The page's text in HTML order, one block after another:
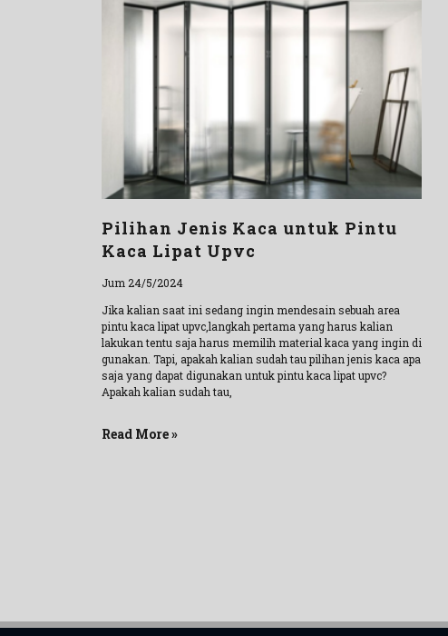
Pilihan Jenis Kaca untuk Pintu
Kaca Lipat Upvc
Jum 24/5/2024
Jika kalian saat ini sedang ingin mendesain sebuah area
pintu kaca lipat upvc,langkah pertama yang harus kalian
lakukan tentu saja harus memilih material kaca yang ingin di
gunakan. Tapi, apakah kalian sudah tau pilihan jenis kaca apa
saja yang dapat digunakan untuk pintu kaca lipat upvc?
Apakah kalian sudah tau,
Read More »